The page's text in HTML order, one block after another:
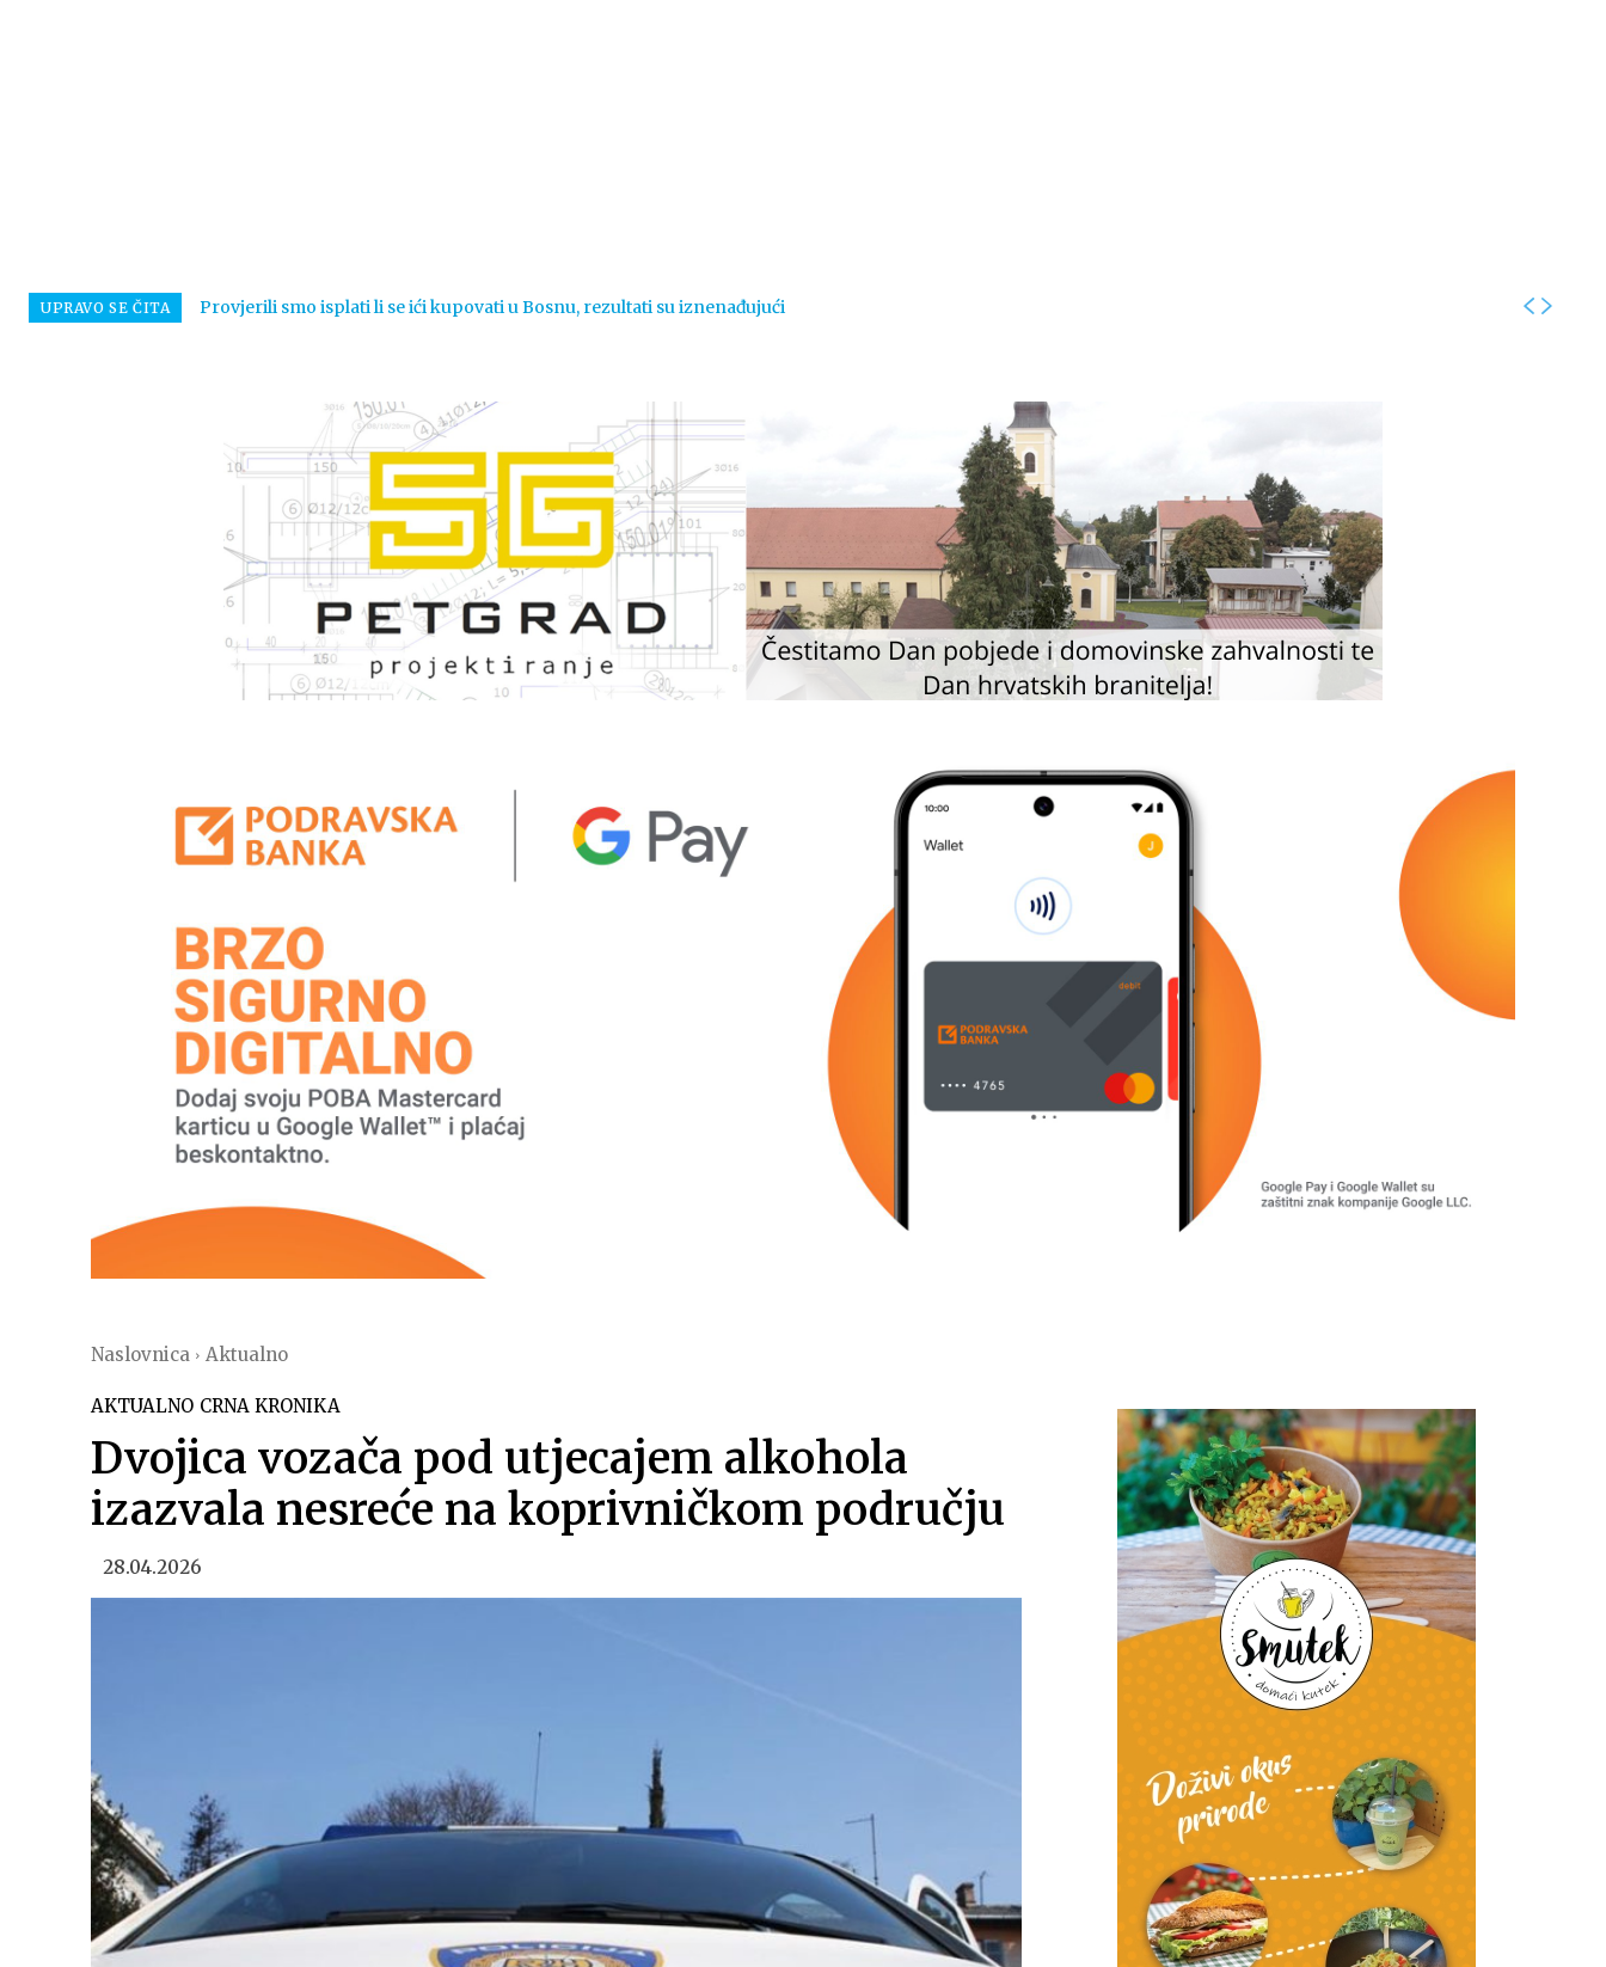
UPRAVO SE ČITA Provjerili smo isplati li se ići kupovati u Bosnu, rezultati su iznenađujući
Naslovnica Aktualno
AKTUALNO CRNA KRONIKA
Dvojica vozača pod utjecajem alkohola
izazvala nesreće na koprivničkom području
28.04.2026